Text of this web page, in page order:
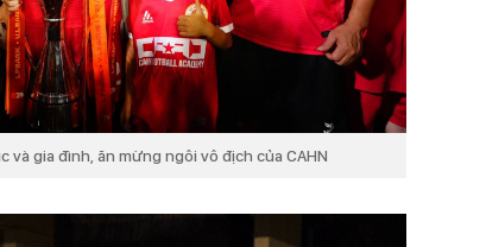
và gia đình, ăn mừng ngôi vô địch của CAHN